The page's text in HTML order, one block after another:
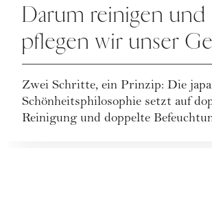
Darum reinigen und
pflegen wir unser
jetzt doppelt
Zwei Schritte, ein Prinzip: Die
Schönheitsphilosophie setzt auf
Reinigung und doppelte